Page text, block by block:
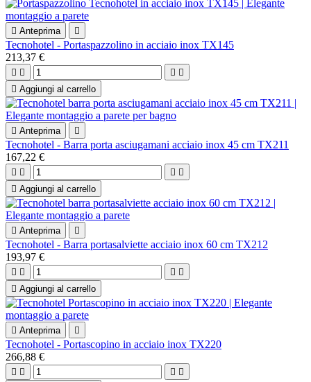
 Anteprima 
Tecnohotel - Portaspazzolino in acciaio inox TX145
213,37 €
   
 Aggiungi al carrello
 Anteprima 
Tecnohotel - Barra porta asciugamani acciaio inox 45 cm TX211
167,22 €
   
 Aggiungi al carrello
 Anteprima 
Tecnohotel - Barra portasalviette acciaio inox 60 cm TX212
193,97 €
   
 Aggiungi al carrello
 Anteprima 
Tecnohotel - Portascopino in acciaio inox TX220
266,88 €
   